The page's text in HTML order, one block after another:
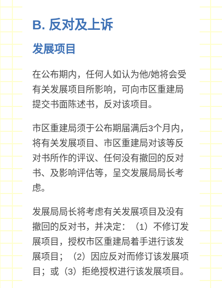
B. 反对及上诉
发展项目
在公布期内，任何人如认为他/她将会受
有关发展项目所影响，可向市区重建局
提交书面陈述书，反对该项目。
市区重建局须于公布期届满后3个月内，
将有关发展项目、市区重建局对该等反
对书所作的评议、任何没有撤回的反对
书、及影响评估等，呈交发展局局长考
虑。
发展局局长将考虑有关发展项目及没有
撤回的反对书，并决定：（1）不修订发
展项目，授权市区重建局着手进行该发
展项目；（2）因应反对而修订该发展项
目；或（3）拒绝授权进行该发展项目。